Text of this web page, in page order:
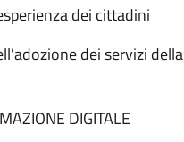
dei cittadini
dei servizi
DIGITALE